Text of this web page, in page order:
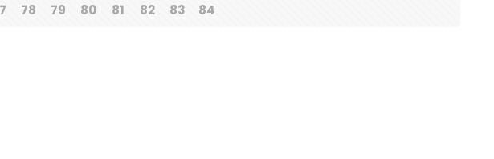
78 79 80 81 82 83 84